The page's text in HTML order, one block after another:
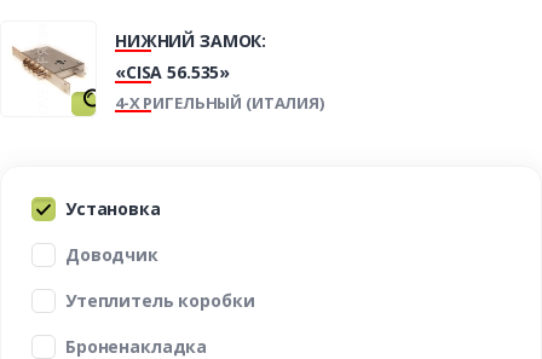
НИЖНИЙ ЗАМОК:
«CISA 56.535»
4-Х РИГЕЛЬНЫЙ (ИТАЛИЯ)
Установка
Доводчик
Утеплитель коробки
Броненакладка